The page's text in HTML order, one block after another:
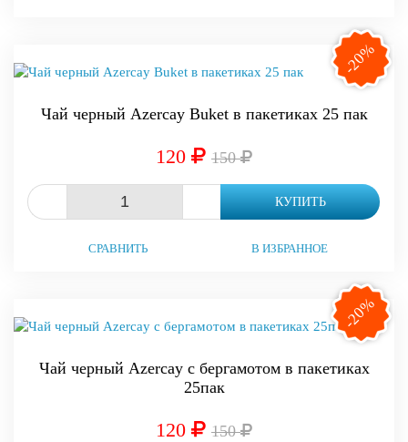
-20%
Чай черный Azercay Buket в пакетиках 25 пак
120 150
КУПИТЬ
СРАВНИТЬ В ИЗБРАННОЕ
-20%
Чай черный Azercay с бергамотом в пакетиках
25пак
120 150